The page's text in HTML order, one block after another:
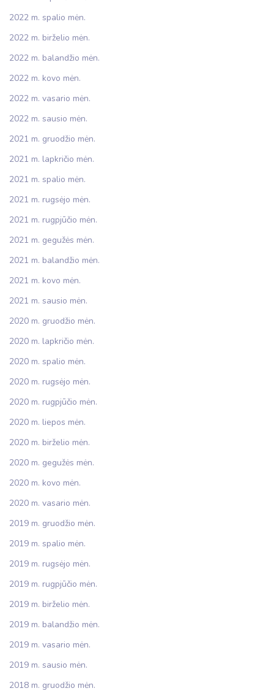
2022 m. spalio mėn.
2022 m. birželio mėn.
2022 m. balandžio mėn.
2022 m. kovo mėn.
2022 m. vasario mėn.
2022 m. sausio mėn.
2021 m. gruodžio mėn.
2021 m. lapkričio mėn.
2021 m. spalio mėn.
2021 m. rugsėjo mėn.
2021 m. rugpjūčio mėn.
2021 m. gegužės mėn.
2021 m. balandžio mėn.
2021 m. kovo mėn.
2021 m. sausio mėn.
2020 m. gruodžio mėn.
2020 m. lapkričio mėn.
2020 m. spalio mėn.
2020 m. rugsėjo mėn.
2020 m. rugpjūčio mėn.
2020 m. liepos mėn.
2020 m. birželio mėn.
2020 m. gegužės mėn.
2020 m. kovo mėn.
2020 m. vasario mėn.
2019 m. gruodžio mėn.
2019 m. spalio mėn.
2019 m. rugsėjo mėn.
2019 m. rugpjūčio mėn.
2019 m. birželio mėn.
2019 m. balandžio mėn.
2019 m. vasario mėn.
2019 m. sausio mėn.
2018 m. gruodžio mėn.